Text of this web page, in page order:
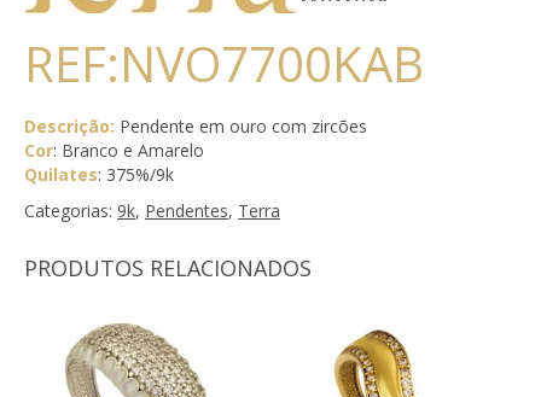
REF:NVO7700KAB
Descrição: Pendente em ouro com zircões
Cor: Branco e Amarelo
Quilates: 375%/9k
Categorias: 9k, Pendentes, Terra
PRODUTOS RELACIONADOS